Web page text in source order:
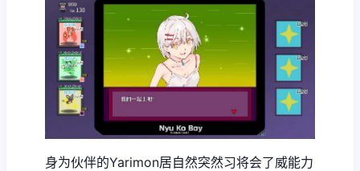
身为伙伴的Yarimon居自然突然习将会了威能力